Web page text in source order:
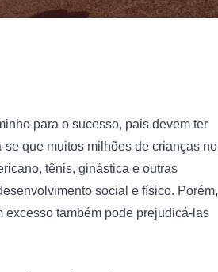
para o sucesso, pais devem ter
que muitos milhões de crianças no
tênis, ginástica e outras
social e físico. Porém,
excesso também pode prejudicá-las